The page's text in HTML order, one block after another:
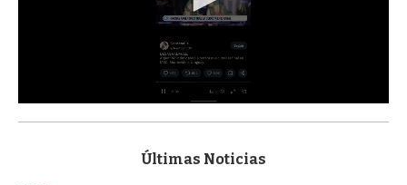
s
Últimas Noticias